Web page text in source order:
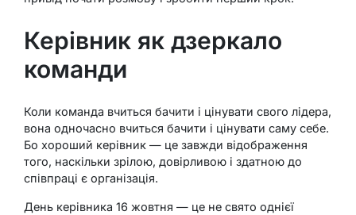
Керівник як дзеркало
команди
Коли команда вчиться бачити і цінувати свого лідера,
вона одночасно вчиться бачити і цінувати саму себе.
Бо хороший керівник — це завжди відображення
того, наскільки зрілою, довірливою і здатною до
співпраці є організація.
День керівника 16 жовтня — це не свято однієї